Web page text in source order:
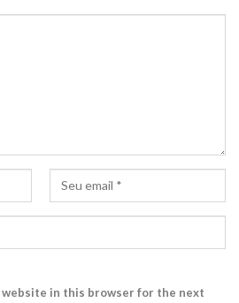
website in this browser for the next